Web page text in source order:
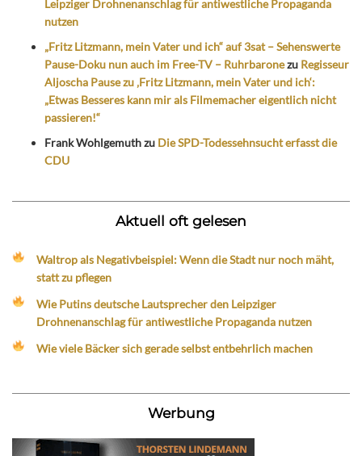
Leipziger Drohnenanschlag für antiwestliche Propaganda
nutzen
„Fritz Litzmann, mein Vater und ich“ auf 3sat – Sehenswerte
Pause-Doku nun auch im Free-TV – Ruhrbaronezu Regisseur
Aljoscha Pause zu ‚Fritz Litzmann, mein Vater und ich‘:
„Etwas Besseres kann mir als Filmemacher eigentlich nicht
passieren!“
Frank Wohlgemuthzu Die SPD-Todessehnsucht erfasst die
CDU
Aktuell oft gelesen
Waltrop als Negativbeispiel: Wenn die Stadt nur noch mäht,
statt zu pflegen
Wie Putins deutsche Lautsprecher den Leipziger
Drohnenanschlag für antiwestliche Propaganda nutzen
Wie viele Bäcker sich gerade selbst entbehrlich machen
Werbung